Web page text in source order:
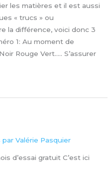
les matières et il est aussi
« trucs » ou
la différence, voici donc 3
1: Au moment de
Rouge Vert….. S’assurer
Valérie Pasquier
d’essai gratuit C’est ici